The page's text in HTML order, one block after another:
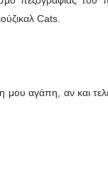
Cats.
μου αγάπη, αν και